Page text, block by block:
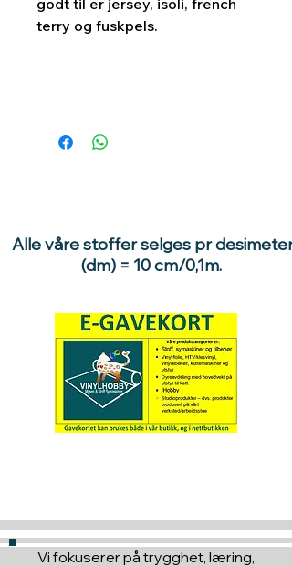
godt til er jersey, isoli, french
terry og fuskpels.
Alle våre stoffer selges pr desimeter
(dm) = 10 cm/0,1m.
Vi fokuserer på trygghet, læring,